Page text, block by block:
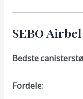
SEBO
Bedste
Fordele: